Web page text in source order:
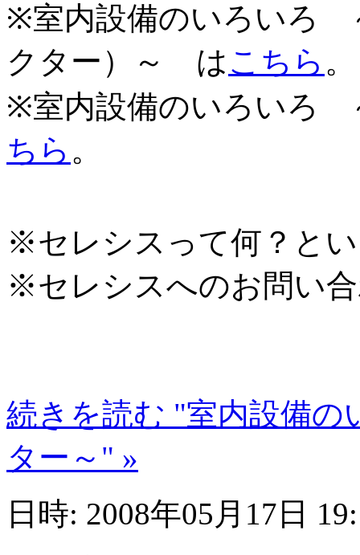
※室内設備のいろいろ
クター）～ はこちら 。
※室内設備のいろいろ
ちら 。
※セレシスって何？と
※セレシスへのお問い
続きを読む "室内設備
ター～" »
日時: 2008年05月17日